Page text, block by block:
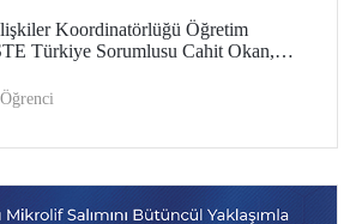
Koordinatörlüğü Öğretim
Türkiye Sorumlusu Cahit Okan,
ABD’de dünyanın önde gelen
Öğrenci